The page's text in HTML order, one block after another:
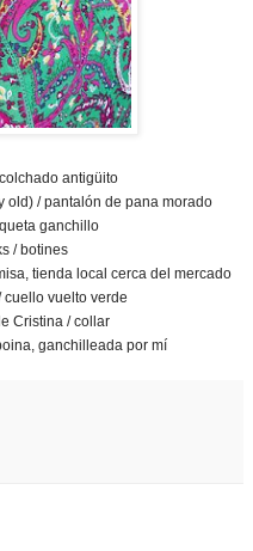
antigüito
old) / pantalón de pana morado
ganchillo
/ botines
tienda local cerca del mercado
cuello vuelto verde
Cristina / collar
ganchilleada por mí